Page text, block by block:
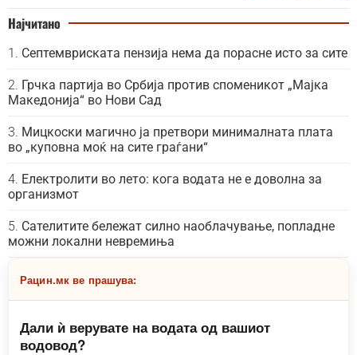
Најчитано
Септемвриската пензија нема да порасне исто за сите
Грчка партија во Србија против споменикот „Мајка
Македонија“ во Нови Сад
Мицкоски магично ја претвори минималната плата
во „куповна моќ на сите граѓани“
Електролити во лето: кога водата не е доволна за
организмот
Сателитите бележат силно наоблачување, попладне
можни локални невремиња
Рацин.мк ве прашува:
Дали ѝ верувате на водата од вашиот
водовод?